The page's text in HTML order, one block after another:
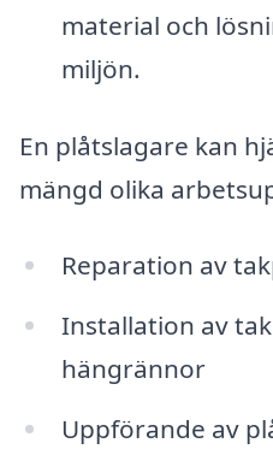
material och
miljön.
En plåtslagare kan
mängd olika
Reparation av
Installation av
hängrännor
Uppförande av